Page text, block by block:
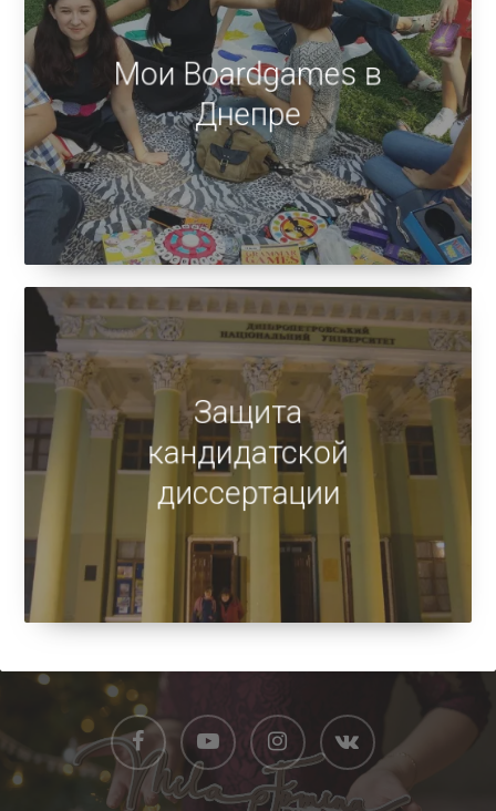
Мои Boardgames в
Днепре
Защита
кандидатской
диссертации